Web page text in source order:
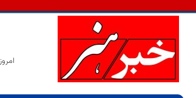
امروز: